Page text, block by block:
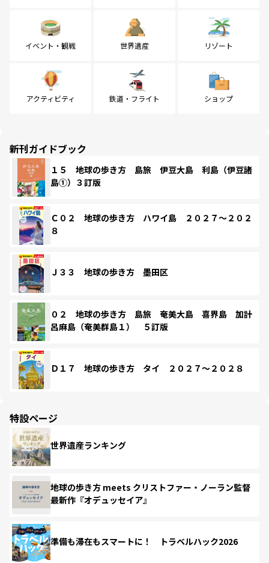
イベント・観戦 世界遺産 リゾート
アクティビティ 鉄道・フライト ショップ
新刊ガイドブック
１５ 地球の歩き方 島旅 伊豆大島 利島（伊豆諸
島①）３訂版
Ｃ０２ 地球の歩き方 ハワイ島 ２０２７～２０２
８
Ｊ３３ 地球の歩き方 墨田区
０２ 地球の歩き方 島旅 奄美大島 喜界島 加計
呂麻島（奄美群島１） ５訂版
Ｄ１７ 地球の歩き方 タイ ２０２７～２０２８
特設ページ
世界遺産ランキング
地球の歩き方 meets クリストファー・ノーラン監督
最新作『オデュッセイア』
準備も滞在もスマートに！ トラベルハック2026